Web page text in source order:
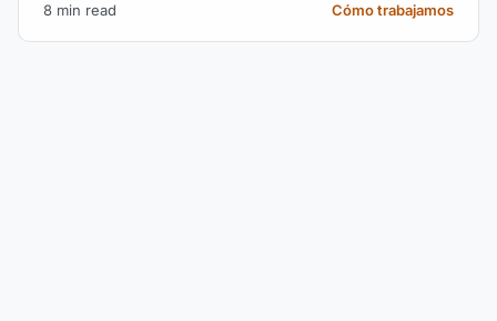
8 min read
Cómo trabajamos